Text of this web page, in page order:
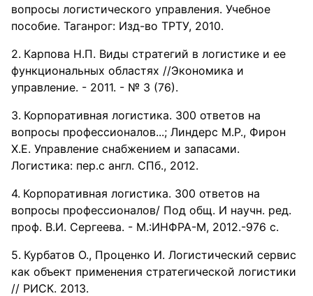
вопросы логистического управления. Учебное
пособие. Таганрог: Изд-во ТРТУ, 2010.
Карпова Н.П. Виды стратегий в логистике и ее
функциональных областях //Экономика и
управление. - 2011. - № 3 (76).
Корпоративная логистика. 300 ответов на
вопросы профессионалов...; Линдерс М.Р., Фирон
Х.Е. Управление снабжением и запасами.
Логистика: пер.с англ. СПб., 2012.
Корпоративная логистика. 300 ответов на
вопросы профессионалов/ Под общ. И научн. ред.
проф. В.И. Сергеева. - М.:ИНФРА-М, 2012.-976 с.
Курбатов О., Проценко И. Логистический сервис
как объект применения стратегической логистики
// РИСК. 2013.